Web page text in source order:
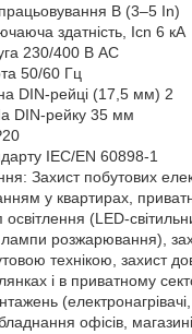
B (3–5 In)
здатність, Icn 6 кА
230/400 В AC
50/60 Гц
на DIN-рейці (17,5 мм) 2
DIN-рейку 35 мм
IEC/EN 60898-1
Захист побутових
у квартирах,
(LED-
розжарювання),
технікою, захист
і в приватному
офісів,